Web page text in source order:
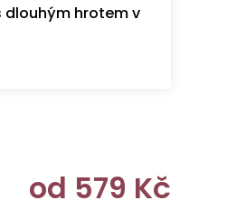
dlouhým hrotem v
od 579 Kč